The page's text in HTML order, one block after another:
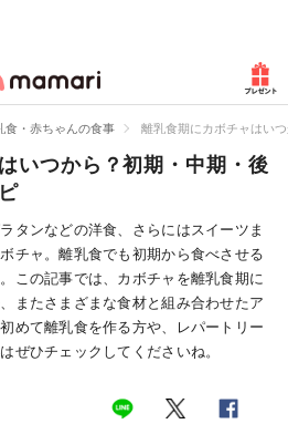
リ
食・赤ちゃんの食事 離乳食期にカボチャはい
いつから？初期・中期・後
タンなどの洋食、さらにはスイーツま
チャ。離乳食でも初期から食べさせる
この記事では、カボチャを離乳食期に
またさまざまな食材と組み合わせたア
めて離乳食を作る方や、レパートリー
ぜひチェックしてくださいね。